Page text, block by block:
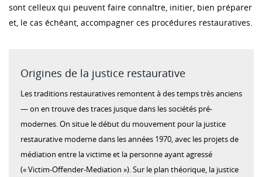
sont celleux qui peuvent faire connaître, initier, bien préparer
et, le cas échéant, accompagner ces procédures restauratives.
Origines de la justice restaurative
Les traditions restauratives remontent à des temps très anciens
— on en trouve des traces jusque dans les sociétés pré-
modernes. On situe le début du mouvement pour la justice
restaurative moderne dans les années 1970, avec les projets de
médiation entre la victime et la personne ayant agressé
(« Victim-Offender-Mediation »). Sur le plan théorique, la justice